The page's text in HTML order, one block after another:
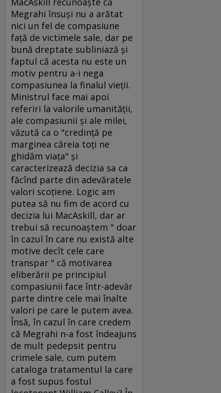
Megrahi însuşi nu a arătat
nici un fel de compasiune
faţă de victimele sale, dar pe
bună dreptate subliniază şi
faptul că acesta nu este un
motiv pentru a-i nega
compasiunea la finalul vieţii.
Ministrul face mai apoi
referiri la valorile umanităţii,
ale compasiunii şi ale milei,
văzută ca o "credinţă pe
marginea căreia toţi ne
ghidăm viaţa" şi
caracterizează decizia sa ca
făcînd parte din adevăratele
valori scoţiene. Logic am
putea să nu fim de acord cu
decizia lui MacAskill, dar ar
trebui să recunoaştem " doar
în cazul în care nu există alte
motive decît cele care
transpar " că motivarea
eliberării pe principiul
compasiunii face într-adevăr
parte dintre cele mai înalte
valori pe care le putem avea.
Însă, în cazul în care credem
că Megrahi n-a fost îndeajuns
de mult pedepsit pentru
crimele sale, cum putem
cataloga tratamentul la care
a fost supus fostul